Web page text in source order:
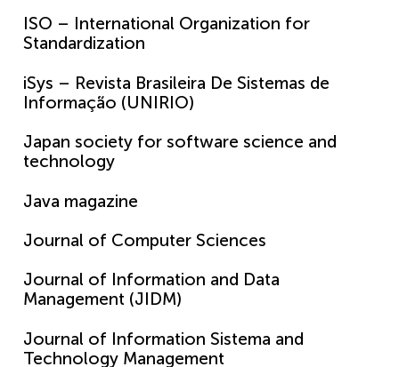
ISO – International Organization for
Standardization
iSys – Revista Brasileira De Sistemas de
Informação (UNIRIO)
Japan society for software science and
technology
Java magazine
Journal of Computer Sciences
Journal of Information and Data
Management (JIDM)
Journal of Information Sistema and
Technology Management